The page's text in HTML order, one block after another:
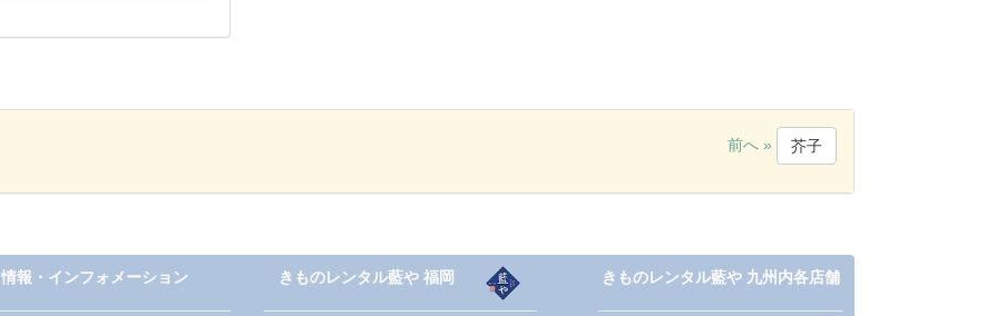
前へ » 芥子
情報・インフォメーション きものレンタル藍や 福岡 きものレンタル藍や 九州内各店舗